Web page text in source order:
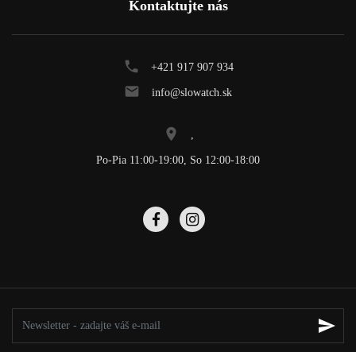
Kontaktujte nás
+421 917 907 934
info@slowatch.sk
,
Po-Pia 11:00-19:00, So 12:00-18:00
send